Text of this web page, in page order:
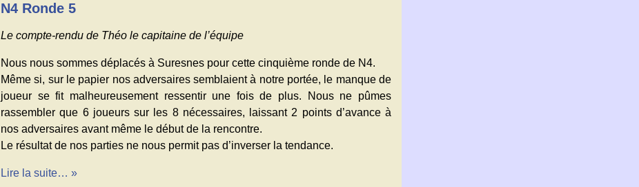
N4 Ronde 5
Le compte-rendu de Théo le capitaine de l’équipe
Nous nous sommes déplacés à Suresnes pour cette cinquième ronde de N4.
Même si, sur le papier nos adversaires semblaient à notre portée, le manque de
joueur se fit malheureusement ressentir une fois de plus. Nous ne pûmes
rassembler que 6 joueurs sur les 8 nécessaires, laissant 2 points d’avance à
nos adversaires avant même le début de la rencontre.
Le résultat de nos parties ne nous permit pas d’inverser la tendance.
Lire la suite… »